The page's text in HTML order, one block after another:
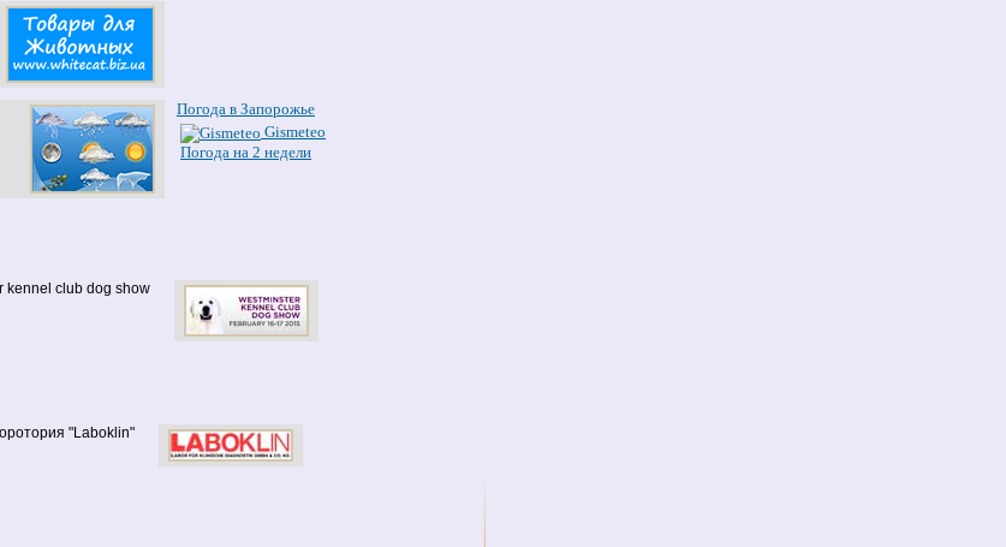
Погода в Запорожье
Gismeteo
Погода на 2 недели
kennel club dog show
"Laboklin"